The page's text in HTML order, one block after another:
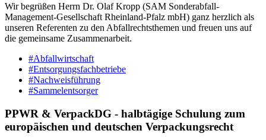
Wir begrüßen Herrn Dr. Olaf Kropp (SAM Sonderabfall-
Management-Gesellschaft Rheinland-Pfalz mbH) ganz herzlich als
unseren Referenten zu den Abfallrechtsthemen und freuen uns auf
die gemeinsame Zusammenarbeit.
#Abfallwirtschaft
#Entsorgungsfachbetriebe
#Nachweisführung
#Sammelentsorger
PPWR & VerpackDG - halbtägige Schulung zum
europäischen und deutschen Verpackungsrecht